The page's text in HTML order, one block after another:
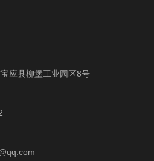
应县柳堡工业园区8号